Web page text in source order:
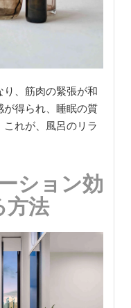
、筋肉の緊張が和
が得られ、睡眠の質
れが、風呂のリラ
ション効
方法